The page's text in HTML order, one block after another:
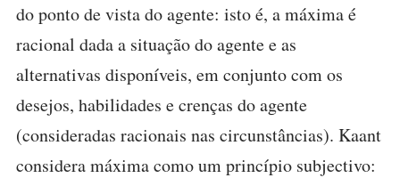
do ponto de vista do agente: isto é, a máxima é
racional dada a situação do agente e as
alternativas disponíveis, em conjunto com os
desejos, habilidades e crenças do agente
(consideradas racionais nas circunstâncias). Kaant
considera máxima como um princípio subjectivo: